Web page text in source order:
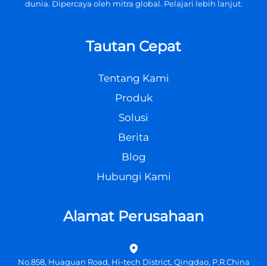
dunia. Dipercaya oleh mitra global. Pelajari lebih lanjut.
Tautan Cepat
Tentang Kami
Produk
Solusi
Berita
Blog
Hubungi Kami
Alamat Perusahaan
No.858, Huaguan Road, Hi-tech District, Qingdao, P.R.China